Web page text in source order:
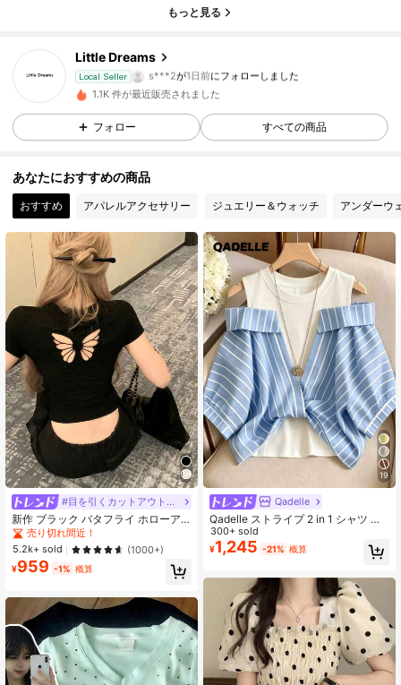
もっと見る
Little Dreams
Local Seller
s***2
3.85
66 フォロワー
66 フォロワー
3.85 66 フォロワー
3.85 66 フォロワー
3.85 66 フォロワー
3.85 66 フォロワー
3.85 66 フォロワー
1.1K 件が最近販売されました
フォロー すべての商品
あなたにおすすめの商品
おすすめ アパレルアクセサリー ジュエリー＆ウォッチ アンダーウ
#目を引くカットアウトデザイン
新作 ブラック バタフライ ホローア
ウト 半袖 スタイリッシュ カジュア
ル トップス 夏用 通気性
売り切れ間近！
5.2k+ sold
(1000+)
¥959 -1% 概算
19
Qadelle
Qadelle ストライプ 2 in 1 シャツ レ
ディース バケーションコーデ
300+ sold
¥1,245 -21% 概算